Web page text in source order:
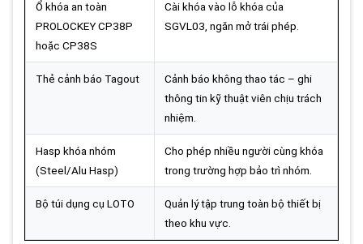
Ổ khóa an toàn
PROLOCKEY CP38P
hoặc CP38S
Cài khóa vào lỗ khóa của
SGVL03, ngăn mở trái phép.
Thẻ cảnh báo Tagout
Cảnh báo không thao tác – ghi
thông tin kỹ thuật viên chịu trách
nhiệm.
Hasp khóa nhóm
(Steel/Alu Hasp)
Cho phép nhiều người cùng khóa
trong trường hợp bảo trì nhóm.
Bộ túi dụng cụ LOTO
Quản lý tập trung toàn bộ thiết bị
theo khu vực.